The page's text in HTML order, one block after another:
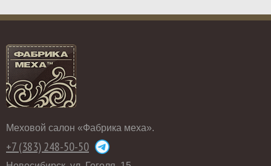
Меховой салон «Фабрика меха».
+7 (383) 248-50-50